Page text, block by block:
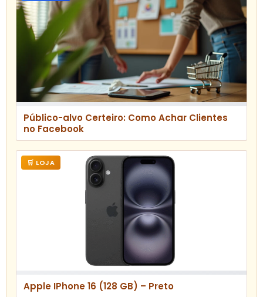
Público-alvo Certeiro: Como Achar Clientes
no Facebook
🛒 LOJA
Apple IPhone 16 (128 GB) – Preto